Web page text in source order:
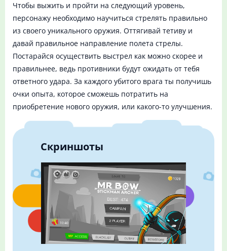
Чтобы выжить и пройти на следующий уровень,
персонажу необходимо научиться стрелять правильно
из своего уникального оружия. Оттягивай тетиву и
давай правильное направление полета стрелы.
Постарайся осуществить выстрел как можно скорее и
правильнее, ведь противники будут ожидать от тебя
ответного удара. За каждого убитого врага ты получишь
очки опыта, которое сможешь потратить на
приобретение нового оружия, или какого-то улучшения.
Скриншоты